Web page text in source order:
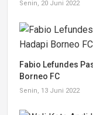
Senin, 20 Juni 2022
Fabio Lefundes
Borneo FC
Senin, 13 Juni 2022